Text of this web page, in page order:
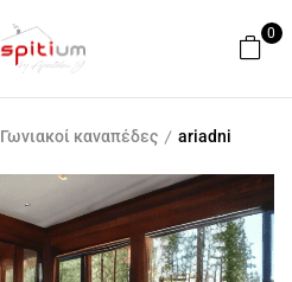
0
Γωνιακοί καναπέδες ariadni